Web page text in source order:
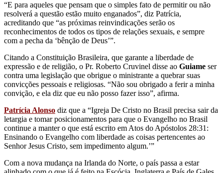
“E para aqueles que pensam que o simples fato de permitir ou não
resolverá a questão estão muito enganados”, diz Patrícia,
acreditando que “as próximas reinvindicações serão os
reconhecimentos de todos os tipos de relações sexuais, e sempre
com a pecha da ‘bênção de Deus’”.
Citando a Constituição Brasileira, que garante a liberdade de
expressão e de religião, o Pr. Roberto Cruvinel disse ao Guiame ser
contra uma legislação que obrigue o ministrante a quebrar suas
convicções pessoais e religiosas. “Não sou obrigado a ferir a minha
convição, e ela diz que eu não posso fazer isso”, afirma.
Patrícia Alonso diz que a “Igreja De Cristo no Brasil precisa sair da
letargia e tomar posicionamentos para que o Evangelho no Brasil
continue a manter o que está escrito em Atos do Apóstolos 28:31:
Ensinando o Evangelho com liberdade as coisas pertencentes ao
Senhor Jesus Cristo, sem impedimento algum.’”
Com a nova mudança na Irlanda do Norte, o país passa a estar